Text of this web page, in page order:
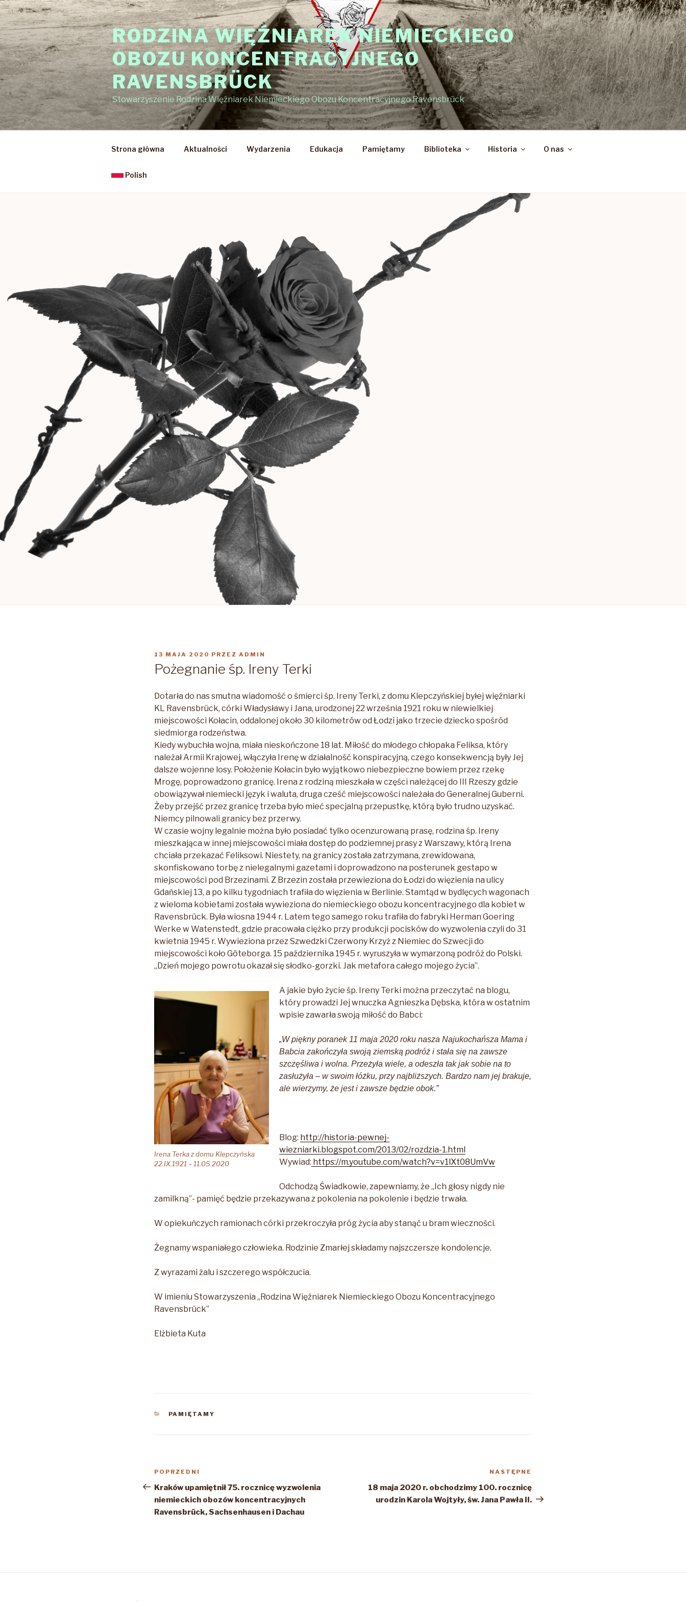
Przejdź
do
treści
RODZINA WIĘŹNIAREK NIEMIECKIEGO
OBOZU KONCENTRACYJNEGO
RAVENSBRÜCK
Stowarzyszenie Rodzina Więźniarek Niemieckiego Obozu Koncentracyjnego Ravensbrück
Strona główna Aktualności Wydarzenia Edukacja Pamiętamy Biblioteka Historia O nas
Polish
OPUBLIKOWANE
13 MAJA 2020 PRZEZ ADMIN
Pożegnanie śp. Ireny Terki
Dotarła do nas smutna wiadomość o śmierci śp. Ireny Terki, z domu Klepczyńskiej byłej więźniarki
KL Ravensbrück, córki Władysławy i Jana, urodzonej 22 września 1921 roku w niewielkiej
miejscowości Kołacin, oddalonej około 30 kilometrów od Łodzi jako trzecie dziecko spośród
siedmiorga rodzeństwa.
Kiedy wybuchła wojna, miała nieskończone 18 lat. Miłość do młodego chłopaka Feliksa, który
należał Armii Krajowej, włączyła Irenę w działalność konspiracyjną, czego konsekwencją były Jej
dalsze wojenne losy. Położenie Kołacin było wyjątkowo niebezpieczne bowiem przez rzekę
Mrogę, poprowadzono granicę. Irena z rodziną mieszkała w części należącej do III Rzeszy gdzie
obowiązywał niemiecki język i waluta, druga cześć miejscowości należała do Generalnej Guberni.
Żeby przejść przez granicę trzeba było mieć specjalną przepustkę, którą było trudno uzyskać.
Niemcy pilnowali granicy bez przerwy.
W czasie wojny legalnie można było posiadać tylko ocenzurowaną prasę, rodzina śp. Ireny
mieszkająca w innej miejscowości miała dostęp do podziemnej prasy z Warszawy, którą Irena
chciała przekazać Feliksowi. Niestety, na granicy została zatrzymana, zrewidowana,
skonfiskowano torbę z nielegalnymi gazetami i doprowadzono na posterunek gestapo w
miejscowości pod Brzezinami. Z Brzezin została przewieziona do Łodzi do więzienia na ulicy
Gdańskiej 13, a po kilku tygodniach trafiła do więzienia w Berlinie. Stamtąd w bydlęcych wagonach
z wieloma kobietami została wywieziona do niemieckiego obozu koncentracyjnego dla kobiet w
Ravensbrück. Była wiosna 1944 r. Latem tego samego roku trafiła do fabryki Herman Goering
Werke w Watenstedt, gdzie pracowała ciężko przy produkcji pocisków do wyzwolenia czyli do 31
kwietnia 1945 r. Wywieziona przez Szwedzki Czerwony Krzyż z Niemiec do Szwecji do
miejscowości koło Göteborga. 15 października 1945 r. wyruszyła w wymarzoną podróż do Polski.
„Dzień mojego powrotu okazał się słodko-gorzki. Jak metafora całego mojego życia”.
Irena Terka z domu Klepczyńska
22.IX.1921 – 11.05.2020
A jakie było życie śp. Ireny Terki można przeczytać na blogu,
który prowadzi Jej wnuczka Agnieszka Dębska, która w ostatnim
wpisie zawarła swoją miłość do Babci:
„W piękny poranek 11 maja 2020 roku nasza Najukochańsza Mama i
Babcia zakończyła swoją ziemską podróż i stała się na zawsze
szczęśliwa i wolna. Przeżyła wiele, a odeszła tak jak sobie na to
zasłużyła – w swoim łóżku, przy najbliższych. Bardzo nam jej brakuje,
ale wierzymy, że jest i zawsze będzie obok.”
Blog: http://historia-pewnej-
wiezniarki.blogspot.com/2013/02/rozdzia-1.html
Wywiad: https://m.youtube.com/watch?v=v1lXt08UmVw
Odchodzą Świadkowie, zapewniamy, że „Ich głosy nigdy nie
zamilkną”- pamięć będzie przekazywana z pokolenia na pokolenie i będzie trwała.
W opiekuńczych ramionach córki przekroczyła próg życia aby stanąć u bram wieczności.
Żegnamy wspaniałego człowieka. Rodzinie Zmarłej składamy najszczersze kondolencje.
Z wyrazami żalu i szczerego współczucia.
W imieniu Stowarzyszenia „Rodzina Więźniarek Niemieckiego Obozu Koncentracyjnego
Ravensbrück”
Elżbieta Kuta
KATEGORIE
PAMIĘTAMY
Nawigacja
wpisu
Poprzedni
wpis
POPRZEDNI
Kraków upamiętnił 75. rocznicę wyzwolenia
niemieckich obozów koncentracyjnych
Ravensbrück, Sachsenhausen i Dachau
wpis
NASTĘPNE
18 maja 2020 r. obchodzimy 100. rocznicę
urodzin Karola Wojtyły, św. Jana Pawła II.